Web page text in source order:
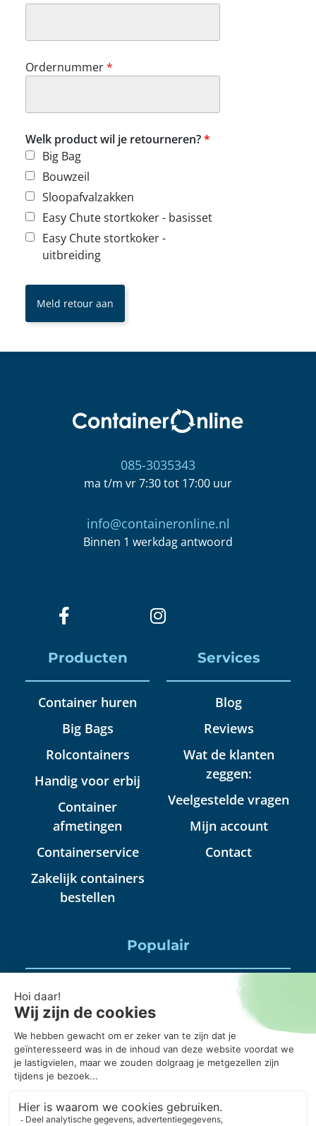
Ordernummer*
Welk product wil je retourneren?*
Big Bag
Bouwzeil
Sloopafvalzakken
Easy Chute stortkoker - basisset
Easy Chute stortkoker -
uitbreiding
085-3035343
ma t/m vr 7:30 tot 17:00 uur
info@containeronline.nl
Binnen 1 werkdag antwoord
Producten
Container huren
Big Bags
Rolcontainers
Handig voor erbij
Container
afmetingen
Containerservice
Zakelijk containers
bestellen
Services
Blog
Reviews
Wat de klanten
zeggen:
Veelgestelde vragen
Mijn account
Contact
Populair
Huisraad container huren
Puinbak huren, mag daar alles in?
20 kuub container, wanneer gebruik je die?